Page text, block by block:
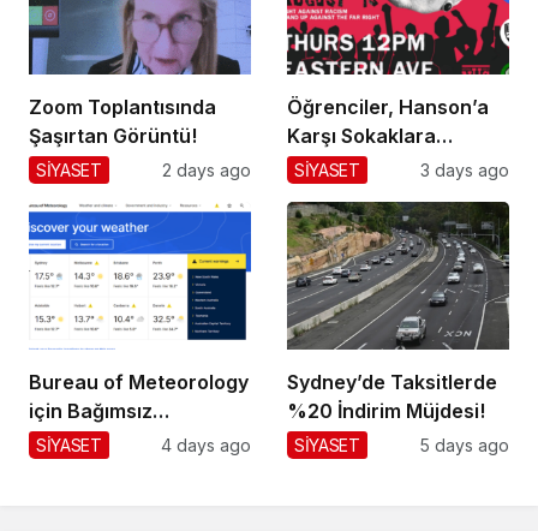
Zoom Toplantısında
Şaşırtan Görüntü!
SİYASET 2 days ago
Öğrenciler, Hanson’a
Karşı Sokaklara
Dökülüyor!
SİYASET 3 days ago
Bureau of Meteorology
için Bağımsız
Değerlendirme!
SİYASET 4 days ago
Sydney’de Taksitlerde
%20 İndirim Müjdesi!
SİYASET 5 days ago